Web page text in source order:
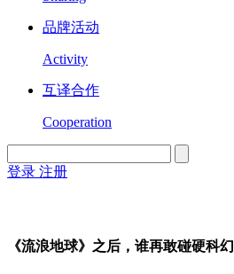
品牌活动
Activity
互译合作
Cooperation
登录 注册
《流浪地球》之后，谁再敢碰硬科幻